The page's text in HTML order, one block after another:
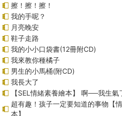
擦！擦！擦！
我的手呢？
月亮晚安
鞋子走路
我的小小口袋書(12冊附CD)
我來教你種橘子
男生的小馬桶(附CD)
我長大了
【SEL情緒素養繪本】 啊──我生氣
超有趣！孩子一定要知道的事物【
本】